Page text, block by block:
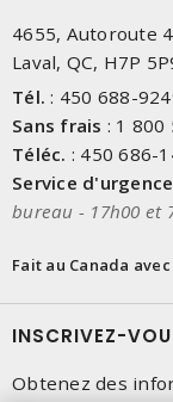
4655, Autoroute
Laval, QC, H7P
Tél. : 450 688-
Sans frais : 1 800
Téléc. : 450 686-
Service d'urgence
bureau - 17h00 et
Fait au Canada
INSCRIVEZ-
Obtenez des